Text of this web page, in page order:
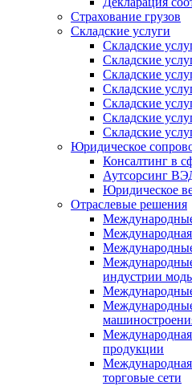
Страхование грузов
Складские услуги
Складские
Складские
Складские
Складские
Складские
Складские
Складские
Юридическое
Консалтинг в
Аутсорсинг
Юридическое
Отраслевые решения
Международные
Международная
индустрии
Международная
продукции
Международная
торговые сети